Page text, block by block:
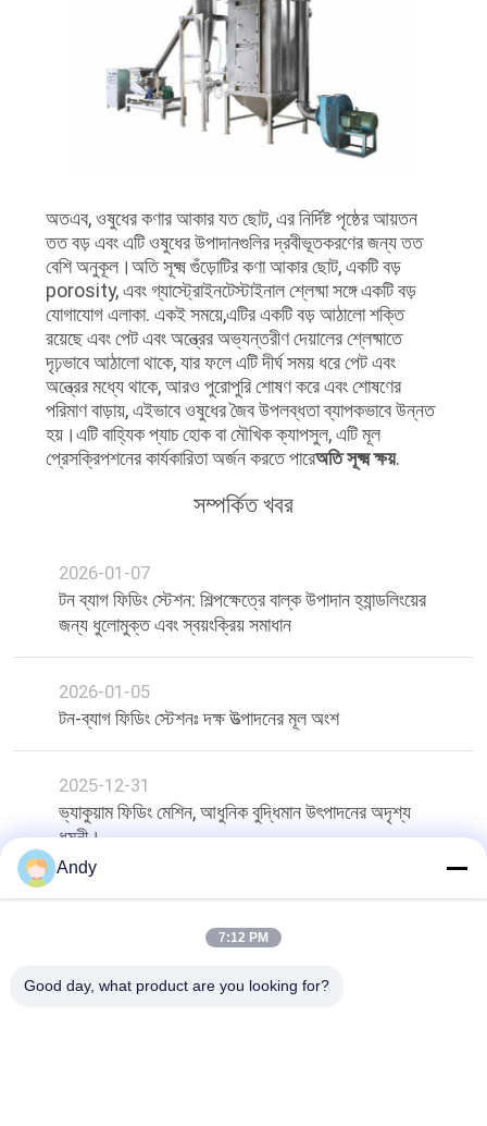
অতএব, ওষুধের কণার আকার যত ছোট, এর নির্দিষ্ট পৃষ্ঠের আয়তন
তত বড় এবং এটি ওষুধের উপাদানগুলির দ্রবীভূতকরণের জন্য তত
বেশি অনুকূল।অতি সূক্ষ্ম গুঁড়োটির কণা আকার ছোট, একটি বড়
porosity, এবং গ্যাস্ট্রোইনটেস্টাইনাল শ্লেষ্মা সঙ্গে একটি বড়
যোগাযোগ এলাকা. একই সময়ে,এটির একটি বড় আঠালো শক্তি
রয়েছে এবং পেট এবং অন্ত্রের অভ্যন্তরীণ দেয়ালের শ্লেষ্মাতে
দৃঢ়ভাবে আঠালো থাকে, যার ফলে এটি দীর্ঘ সময় ধরে পেট এবং
অন্ত্রের মধ্যে থাকে, আরও পুরোপুরি শোষণ করে এবং শোষণের
পরিমাণ বাড়ায়, এইভাবে ওষুধের জৈব উপলব্ধতা ব্যাপকভাবে উন্নত
হয়।এটি বাহ্যিক প্যাচ হোক বা মৌখিক ক্যাপসুল, এটি মূল
প্রেসক্রিপশনের কার্যকারিতা অর্জন করতে পারেঅতি সূক্ষ্ম ক্ষয়.
সম্পর্কিত খবর
2026-01-07
টন ব্যাগ ফিডিং স্টেশন: শিল্পক্ষেত্রে বাল্ক উপাদান হ্যান্ডলিংয়ের
জন্য ধুলোমুক্ত এবং স্বয়ংক্রিয় সমাধান
2026-01-05
টন-ব্যাগ ফিডিং স্টেশনঃ দক্ষ উত্পাদনের মূল অংশ
2025-12-31
ভ্যাকুয়াম ফিডিং মেশিন, আধুনিক বুদ্ধিমান উৎপাদনের অদৃশ্য
ধমনী।
শীর্ষ
Andy
7:12 PM
Good day, what product are you looking for?